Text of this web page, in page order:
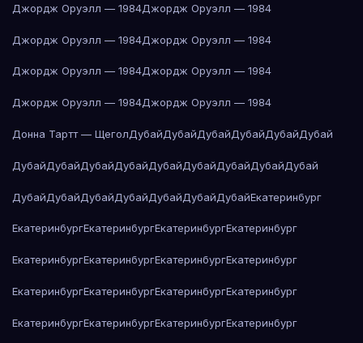
Джордж Оруэлл — 1984Джордж Оруэлл — 1984
Джордж Оруэлл — 1984Джордж Оруэлл — 1984
Джордж Оруэлл — 1984Джордж Оруэлл — 1984
Джордж Оруэлл — 1984Джордж Оруэлл — 1984
Донна Тартт — ЩеголДубайДубайДубайДубайДубайДубай
ДубайДубайДубайДубайДубайДубайДубайДубайДубай
ДубайДубайДубайДубайДубайДубайДубайЕкатеринбург
ЕкатеринбургЕкатеринбургЕкатеринбургЕкатеринбург
ЕкатеринбургЕкатеринбургЕкатеринбургЕкатеринбург
ЕкатеринбургЕкатеринбургЕкатеринбургЕкатеринбург
ЕкатеринбургЕкатеринбургЕкатеринбургЕкатеринбург